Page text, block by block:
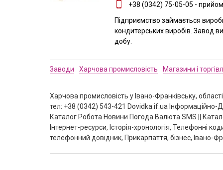
+38 (0342) 75-05-05 -
Підприємство займається
кондитерських виробів. Завод
добу.
Заводи Харчова промисловість Магазини і
Харчова промисловість у Івано-Франківську,
тел: +38 (0342) 543-421 Dovidka.if.ua
Каталог Робота Новини Погода Валюта SMS ||
Інтернет-ресурси, Історія-хронологія, Телефонні
телефонний довідник, Прикарпаття, бізнес, Івано-